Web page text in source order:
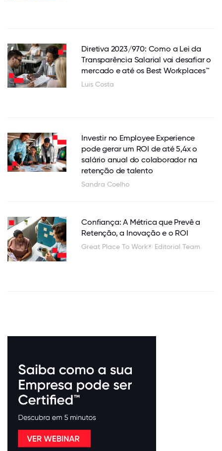
Diretiva 2023/970: Como a Lei da
Transparência Salarial vai desafiar o
mercado e até os Best Workplaces™
Luis Costa
Investir no Employee Experience
pode gerar um ROI de até 5,4x o
salário anual do colaborador na
retenção de talento
Sandra Coelho
Confiança: A Métrica que Prevê a
Retenção, a Inovação e o ROI
Great Place To Work® Editorial Team